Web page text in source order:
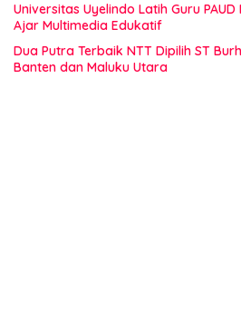
Universitas Uyelindo Latih Guru
Ajar Multimedia Edukatif
Dua Putra Terbaik NTT Dipilih ST
Banten dan Maluku Utara